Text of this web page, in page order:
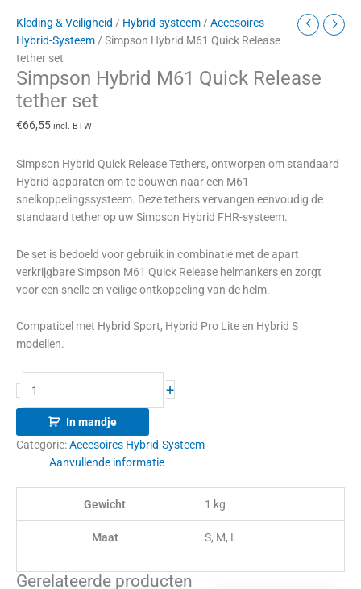
Kleding & Veiligheid / Hybrid-systeem / Accesoires
Hybrid-Systeem / Simpson Hybrid M61 Quick Release
tether set
Simpson Hybrid M61 Quick Release
tether set
€66,55 incl. BTW
Simpson Hybrid Quick Release Tethers, ontworpen om standaard
Hybrid-apparaten om te bouwen naar een M61
snelkoppelingssysteem. Deze tethers vervangen eenvoudig de
standaard tether op uw Simpson Hybrid FHR-systeem.
De set is bedoeld voor gebruik in combinatie met de apart
verkrijgbare Simpson M61 Quick Release helmankers en zorgt
voor een snelle en veilige ontkoppeling van de helm.
Compatibel met Hybrid Sport, Hybrid Pro Lite en Hybrid S
modellen.
- +
In mandje
Categorie:Accesoires Hybrid-Systeem
Aanvullende informatie
Gewicht 1 kg
Maat S, M, L
Gerelateerde producten